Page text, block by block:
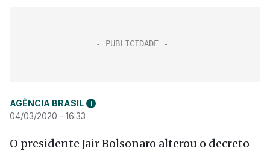
AGÊNCIA BRASIL i
04/03/2020 - 16:33
O presidente Jair Bolsonaro alterou o decreto